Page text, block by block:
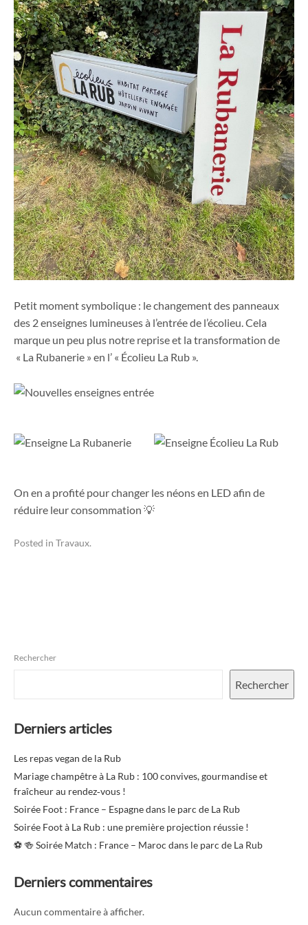
Petit moment symbolique : le changement des panneaux
des 2 enseignes lumineuses à l’entrée de l’écolieu. Cela
marque un peu plus notre reprise et la transformation de
« La Rubanerie » en l’ « Écolieu La Rub ».
On en a profité pour changer les néons en LED afin de
réduire leur consommation 💡
Posted in Travaux.
Rechercher
Rechercher
Derniers articles
Les repas vegan de la Rub
Mariage champêtre à La Rub : 100 convives, gourmandise et
fraîcheur au rendez‑vous !
Soirée Foot : France – Espagne dans le parc de La Rub
Soirée Foot à La Rub : une première projection réussie !
⚽️ 🍻 Soirée Match : France – Maroc dans le parc de La Rub
Derniers commentaires
Aucun commentaire à afficher.